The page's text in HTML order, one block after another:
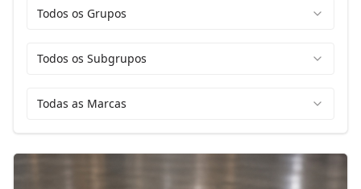
Todos os Grupos
Todos os Subgrupos
Todas as Marcas